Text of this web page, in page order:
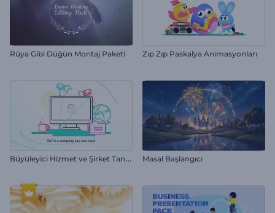
Rüya Gibi Düğün Montaj Paketi Zıp Zıp Paskalya Animasyonları
B
üyüleyici Hizmet ve Şirket Tanıtım Masal Başlangıcı